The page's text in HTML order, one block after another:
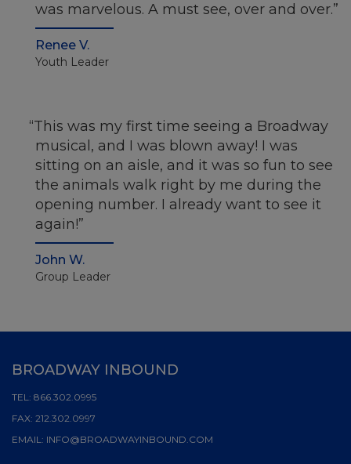
was marvelous. A must see, over and over.
Renee V.
Youth Leader
This was my first time seeing a Broadway
musical, and I was blown away! I was
sitting on an aisle, and it was so fun to see
the animals walk right by me during the
opening number. I already want to see it
again!
John W.
Group Leader
BROADWAY INBOUND
TEL: 866.302.0995
FAX: 212.302.0997
EMAIL: INFO@BROADWAYINBOUND.COM